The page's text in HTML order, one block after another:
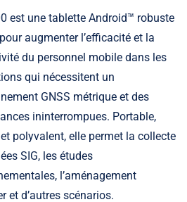
est une tablette Android™ robuste
augmenter l’efficacité et la
du personnel mobile dans les
qui nécessitent un
GNSS métrique et des
ininterrompues. Portable,
polyvalent, elle permet la collecte
SIG, les études
l’aménagement
et d’autres scénarios.